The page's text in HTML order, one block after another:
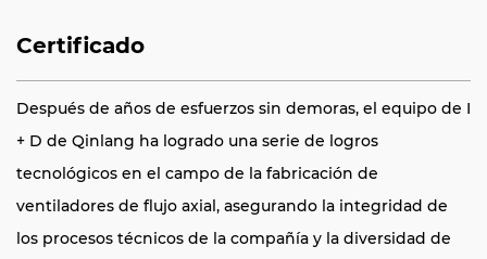
Certificado
Después de años de esfuerzos sin demoras, el equipo de I
+ D de Qinlang ha logrado una serie de logros
tecnológicos en el campo de la fabricación de
ventiladores de flujo axial, asegurando la integridad de
los procesos técnicos de la compañía y la diversidad de